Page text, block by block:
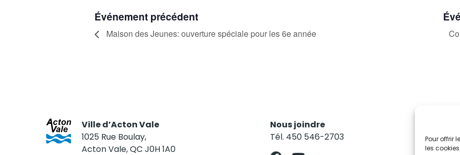
Pour offrir
les
Événement précédent
Maison des Jeunes: ouverture spéciale pour les 6e année
Ville d’Acton Vale
1025 Rue Boulay,
Acton Vale, QC J0H 1A0
Nous joindre
Tél. 450 546-2703